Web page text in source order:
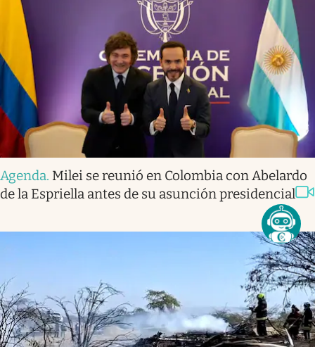
Agenda. Milei se reunió en Colombia con Abelardo
de la Espriella antes de su asunción presidencial